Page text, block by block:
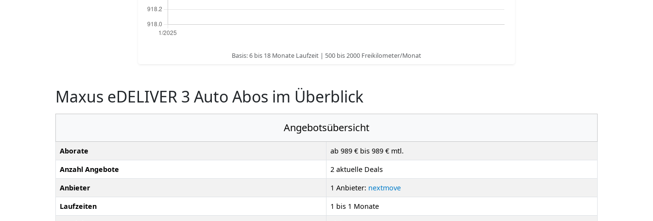
Basis: 6 bis 18 Monate Laufzeit | 500 bis 2000 Freikilometer/Monat
Maxus eDELIVER 3 Auto Abos im Überblick
Angebotsübersicht
Aborate
ab 989 € bis 989 € mtl.
Anzahl Angebote
2 aktuelle Deals
Anbieter
1 Anbieter: nextmove
Laufzeiten
1 bis 1 Monate